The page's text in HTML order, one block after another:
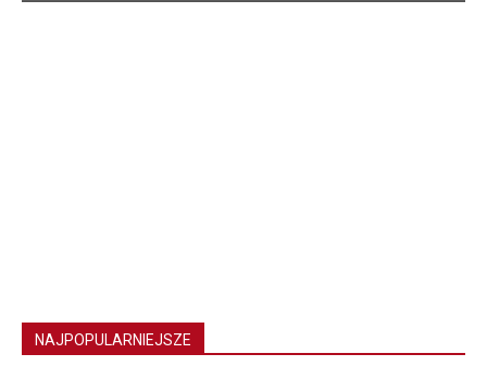
NAJPOPULARNIEJSZE